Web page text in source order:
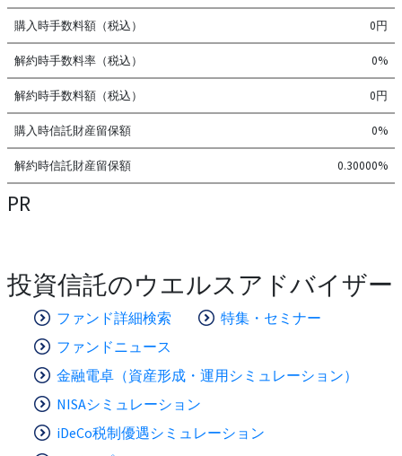
購入時手数料額（税込） 0円
解約時手数料率（税込） 0%
解約時手数料額（税込） 0円
購入時信託財産留保額 0%
解約時信託財産留保額 0.30000%
PR
投資信託のウエルスアドバイザー
ファンド詳細検索
特集・セミナー
ファンドニュース
金融電卓（資産形成・運用シミュレーション）
NISAシミュレーション
iDeCo税制優遇シミュレーション